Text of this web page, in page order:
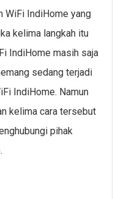
WiFi IndiHome yang
kelima langkah itu
IndiHome masih saja
sedang terjadi
IndiHome. Namun
kelima cara tersebut
pihak